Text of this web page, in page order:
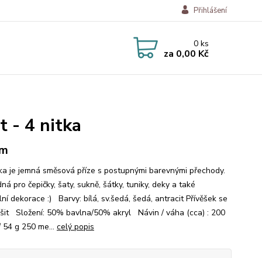
Přihlášení
0ks
za 0,00 Kč
- 4 nitka
je jemná směsová příze s postupnými barevnými přechody.
pro čepičky, šaty, sukně, šátky, tuniky, deky a také
dekorace :) Barvy: bílá, sv.šedá, šedá, antracit Přívěšek se
Složení: 50% bavlna/50% akryl Návin / váha (cca) : 200
g 250 me... celý popis